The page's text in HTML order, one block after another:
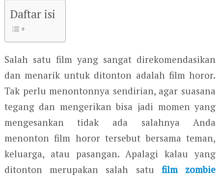
Daftar isi
Salah satu film yang sangat direkomendasikan
dan menarik untuk ditonton adalah film horor.
Tak perlu menontonnya sendirian, agar suasana
tegang dan mengerikan bisa jadi momen yang
mengesankan tidak ada salahnya Anda
menonton film horor tersebut bersama teman,
keluarga, atau pasangan. Apalagi kalau yang
ditonton merupakan salah satu film zombie